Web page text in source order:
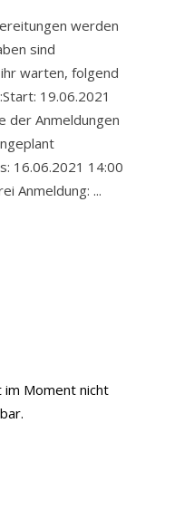
werden
sind
warten, folgend
19.06.2021
der Anmeldungen
16.06.2021 14:00
Anmeldung:
Moment nicht